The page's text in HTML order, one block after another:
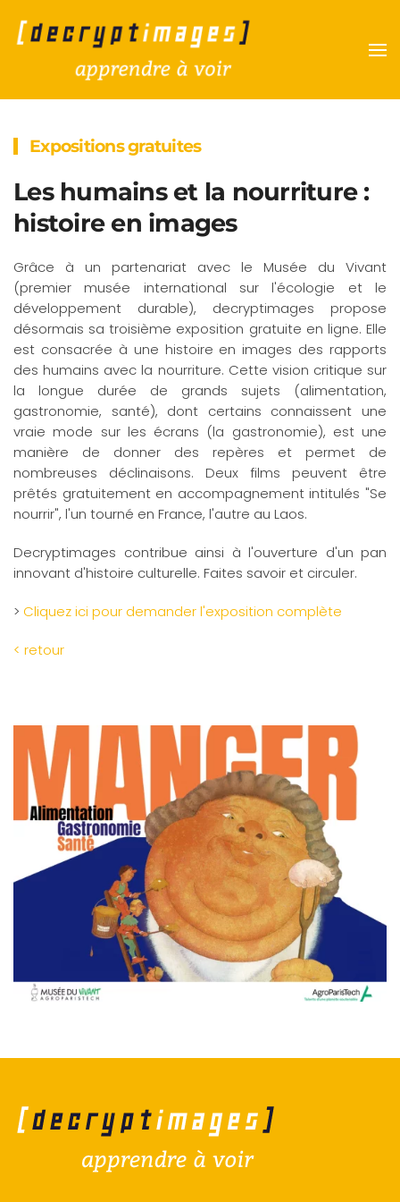
Accéder au contenu principal
Expositions gratuites
Les humains et la nourriture :
histoire en images
Grâce à un partenariat avec le Musée du Vivant
(premier musée international sur l'écologie et le
développement durable), decryptimages propose
désormais sa troisième exposition gratuite en ligne. Elle
est consacrée à une histoire en images des rapports
des humains avec la nourriture. Cette vision critique sur
la longue durée de grands sujets (alimentation,
gastronomie, santé), dont certains connaissent une
vraie mode sur les écrans (la gastronomie), est une
manière de donner des repères et permet de
nombreuses déclinaisons. Deux films peuvent être
prêtés gratuitement en accompagnement intitulés "Se
nourrir", l'un tourné en France, l'autre au Laos.
Decryptimages contribue ainsi à l'ouverture d'un pan
innovant d'histoire culturelle. Faites savoir et circuler.
> Cliquez ici pour demander l'exposition complète
< retour